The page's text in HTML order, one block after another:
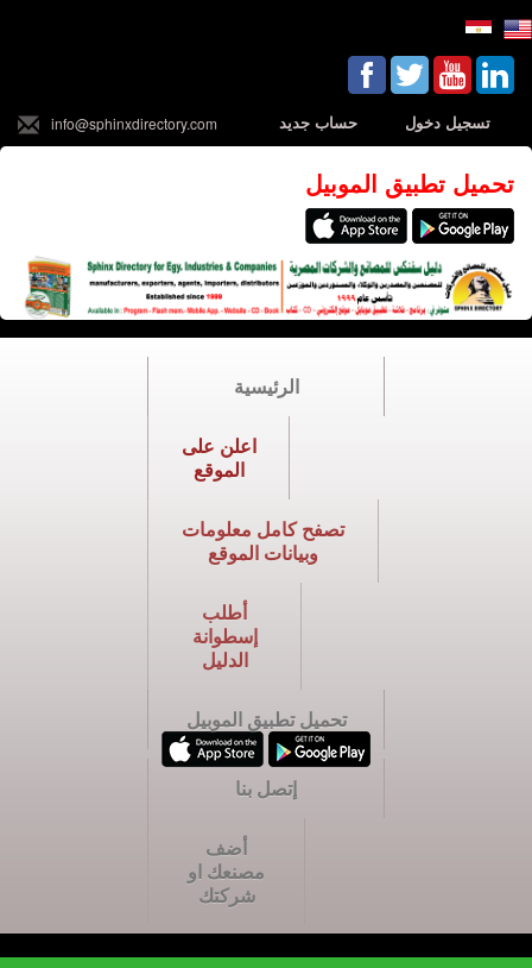
تسجيل دخول حساب جديد info@sphinxdirectory.com
تحميل تطبيق الموبيل
الرئيسية
اعلن على
الموقع
تصفح كامل معلومات
وبيانات الموقع
أطلب
إسطوانة
الدليل
تحميل تطبيق الموبيل
إتصل بنا
أضف
مصنعك او
شركتك